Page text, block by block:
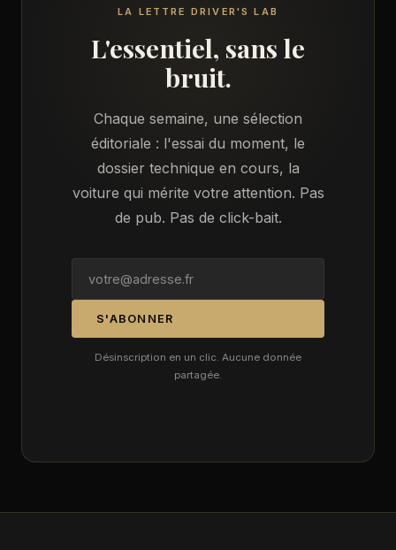
LA LETTRE DRIVER'S LAB
L'essentiel, sans le
bruit.
Chaque semaine, une sélection
éditoriale : l'essai du moment, le
dossier technique en cours, la
voiture qui mérite votre attention. Pas
de pub. Pas de click-bait.
S'ABONNER
Désinscription en un clic. Aucune donnée
partagée.